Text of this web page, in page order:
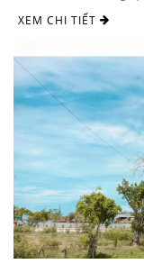
khách hàng đang
XEM CHI TIẾT